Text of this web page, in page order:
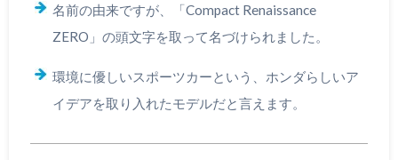
名前の由来ですが、「Compact Renaissance
ZERO」の頭文字を取って名づけられました。
環境に優しいスポーツカーという、ホンダらしいア
イデアを取り入れたモデルだと言えます。